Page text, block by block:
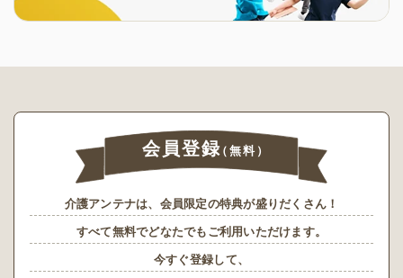
会員登録（無料）
介護アンテナは、会員限定の特典が盛りだくさん！
すべて無料でどなたでもご利用いただけます。
今すぐ登録して、